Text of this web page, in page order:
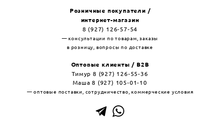
Розничные покупатели /
интернет-магазин
8 (927) 126-57-54
— консультации по товарам, заказы
в розницу, вопросы по доставке
Оптовые клиенты / B2B
Тимур 8 (927) 126-55-36
Маша 8 (927) 105-01-10
— оптовые поставки, сотрудничество, коммерческие условия